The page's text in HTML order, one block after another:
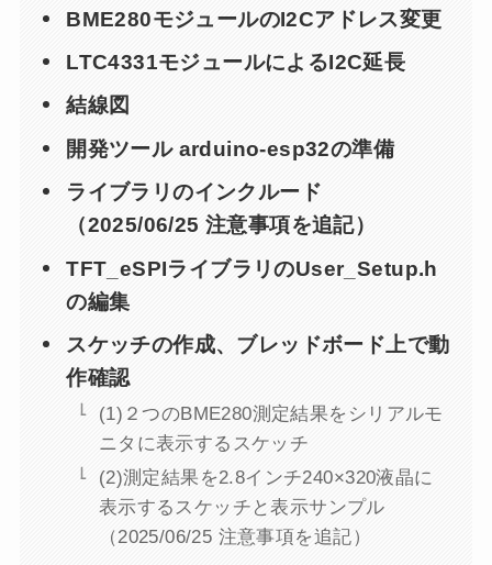
BME280モジュールのI2Cアドレス変更
LTC4331モジュールによるI2C延長
結線図
開発ツール arduino-esp32の準備
ライブラリのインクルード
（2025/06/25 注意事項を追記）
TFT_eSPIライブラリのUser_Setup.h
の編集
スケッチの作成、ブレッドボード上で動
作確認
(1)２つのBME280測定結果をシリアルモ
ニタに表示するスケッチ
(2)測定結果を2.8インチ240×320液晶に
表示するスケッチと表示サンプル
（2025/06/25 注意事項を追記）